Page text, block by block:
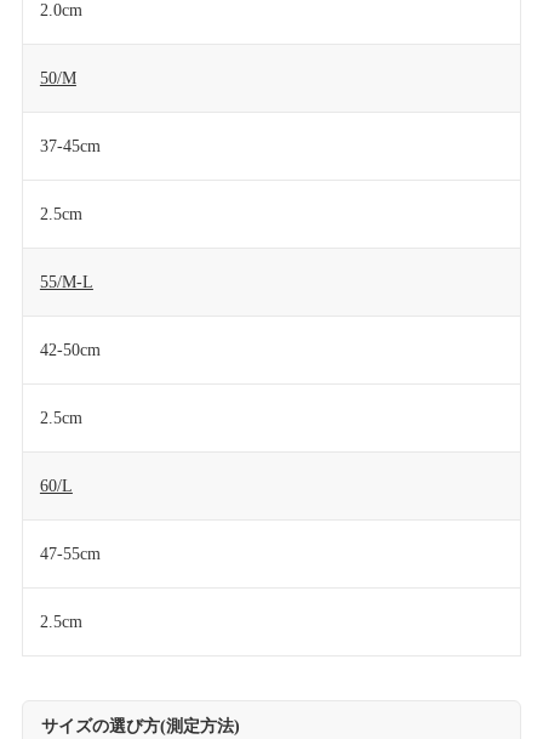
2.0cm
50/M
37-45cm
2.5cm
55/M-L
42-50cm
2.5cm
60/L
47-55cm
2.5cm
サイズの選び方(測定方法)